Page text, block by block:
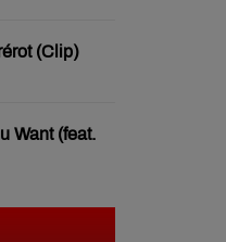
(Clip)
Want (feat.